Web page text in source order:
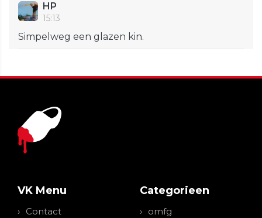
HP
15:13
Simpelweg een glazen kin.
VK Menu
Contact
Categorieen
omfg